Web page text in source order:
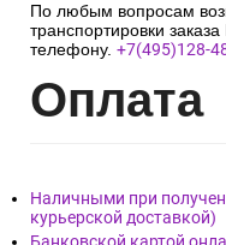
По любым вопросам
транспортировки
телефону. +7(495)128-
Оплата
Наличными при
курьерской доставкой)